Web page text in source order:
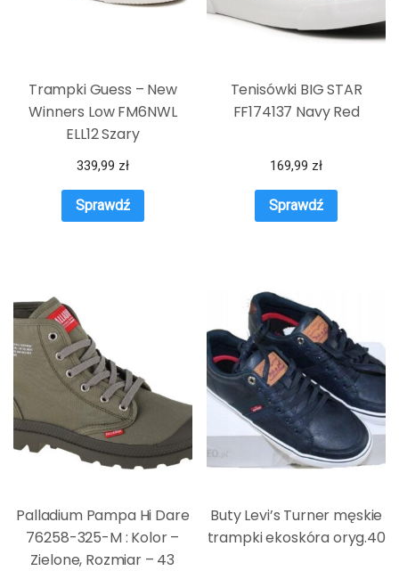
Trampki Guess – New
Winners Low FM6NWL
ELL12 Szary
339,99 zł
Sprawdź
Tenisówki BIG STAR
FF174137 Navy Red
169,99 zł
Sprawdź
Palladium Pampa Hi Dare
76258-325-M : Kolor –
Zielone, Rozmiar – 43
Buty Levi’s Turner męskie
trampki ekoskóra oryg.40